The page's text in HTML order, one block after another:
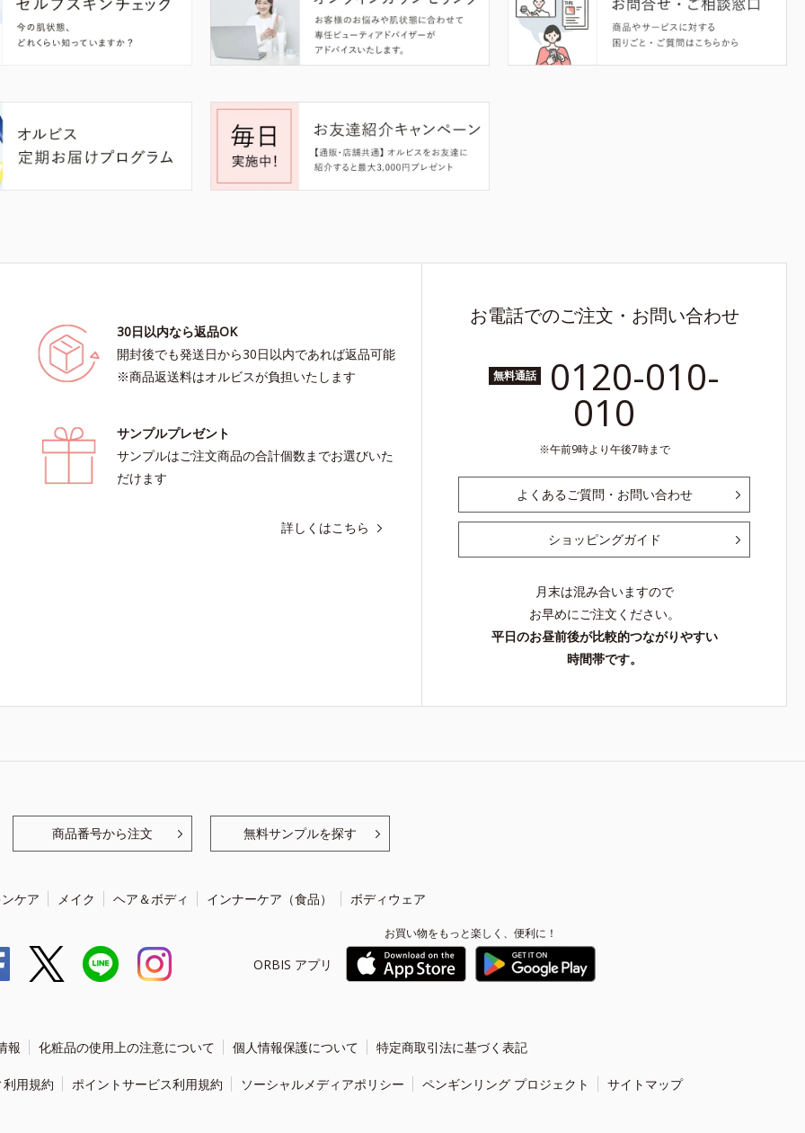
30日以内なら返品OK
開封後でも発送日から30日以内であれば返品可能
※商品返送料はオルビスが負担いたします
サンプルプレゼント
サンプルはご注文商品の合計個数までお選びいた
だけます
詳しくはこちら
お電話でのご注文・お問い合わせ
無料通話 0120-010-
010
午前9時より午後7時まで
よくあるご質問・お問い合わせ
ショッピングガイド
月末は混み合いますので
お早めにご注文ください。
平日のお昼前後が比較的つながりやすい
時間帯です。
商品番号から注文 無料サンプルを探す
ケア メイク ヘア＆ボディ インナーケア（食品） ボディウェア
ORBIS アプリ
お買い物をもっと楽しく、便利に！
報 化粧品の使用上の注意について 個人情報保護について 特定商取引法に基づく表記
用規約 ポイントサービス利用規約 ソーシャルメディアポリシー ペンギンリング プロジェクト サイトマップ